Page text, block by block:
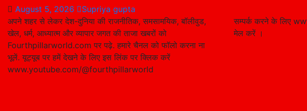
August 5, 2026 Supriya gupta
अपने शहर से लेकर देश-दुनिया की राजनीतिक, समसामयिक, बॉलीवुड,
खेल, धर्म, आध्यात्म और व्यापार जगत की ताजा खबरों को
Fourthpillarworld.com पर पढ़े. हमारे चैनल को फॉलो करना ना
भूलें. यूट्यूब पर हमें देखने के लिए इस लिंक पर क्लिक करें
www.youtube.com/@fourthpillarworld
सम्पर्क करने के लिए
मेल करें ।